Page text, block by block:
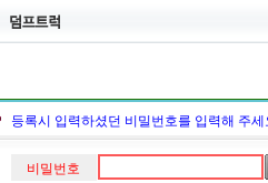
등록시 입력하셨던 비밀번호를 입력해 주세
비밀번호